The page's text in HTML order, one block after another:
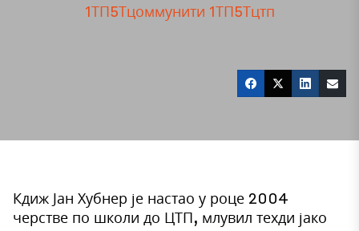
1ТП5Тцоммунити 1ТП5Тцтп
Кдиж Јан Хубнер је настао у роце 2004
черстве по школи до ЦТП, млувил техди јако